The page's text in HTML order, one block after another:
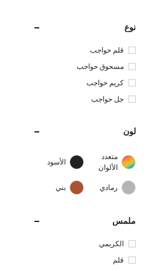
نوع
قلم حواجب
مسحوق حواجب
كريم حواجب
جل حواجب
لون
متعدد
الألوان
الأسود
رمادي بني
ملمس
الكريمي
قلم